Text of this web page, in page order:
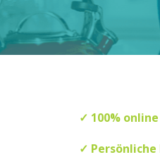
✓ 100%
✓